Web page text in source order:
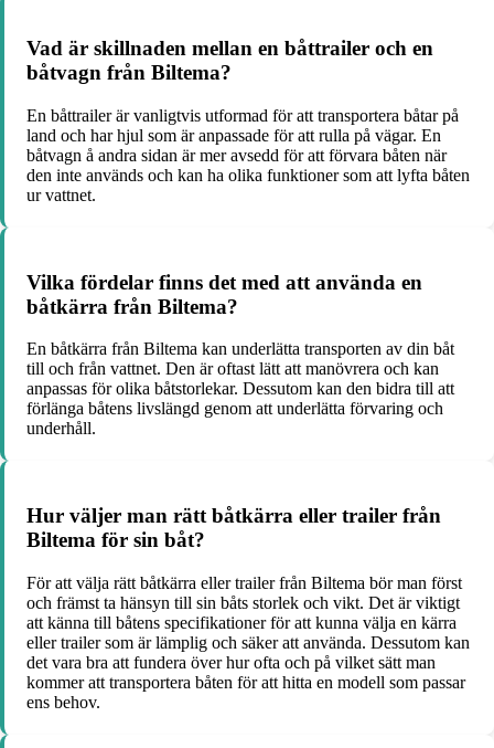
Vad är skillnaden mellan en båttrailer och en
båtvagn från Biltema?
En båttrailer är vanligtvis utformad för att transportera båtar på
land och har hjul som är anpassade för att rulla på vägar. En
båtvagn å andra sidan är mer avsedd för att förvara båten när
den inte används och kan ha olika funktioner som att lyfta båten
ur vattnet.
Vilka fördelar finns det med att använda en
båtkärra från Biltema?
En båtkärra från Biltema kan underlätta transporten av din båt
till och från vattnet. Den är oftast lätt att manövrera och kan
anpassas för olika båtstorlekar. Dessutom kan den bidra till att
förlänga båtens livslängd genom att underlätta förvaring och
underhåll.
Hur väljer man rätt båtkärra eller trailer från
Biltema för sin båt?
För att välja rätt båtkärra eller trailer från Biltema bör man först
och främst ta hänsyn till sin båts storlek och vikt. Det är viktigt
att känna till båtens specifikationer för att kunna välja en kärra
eller trailer som är lämplig och säker att använda. Dessutom kan
det vara bra att fundera över hur ofta och på vilket sätt man
kommer att transportera båten för att hitta en modell som passar
ens behov.